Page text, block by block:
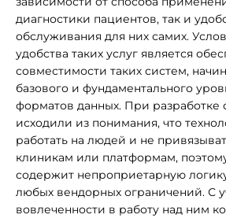
диагностики пациентов, так и
обслуживания для них самих.
удобства таких услуг является
совместимости таких систем,
базового и фундаментального
форматов данных. При разработке
исходили из понимания, что
работать на людей и не
клиникам или платформам,
содержит непроприетарную
любых вендорных ограничений. С
вовлеченности в работу над ним